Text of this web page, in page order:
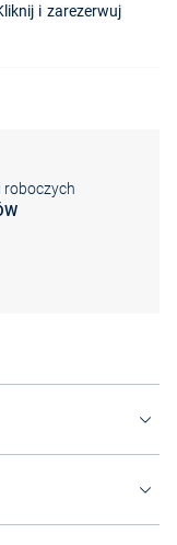
i zarezerwuj
roboczych